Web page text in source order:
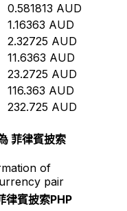
0.581813 AUD
1.16363 AUD
2.32725 AUD
11.6363 AUD
23.2725 AUD
116.363 AUD
232.725 AUD
菲律賓披索
of
pair
律賓披索PHP